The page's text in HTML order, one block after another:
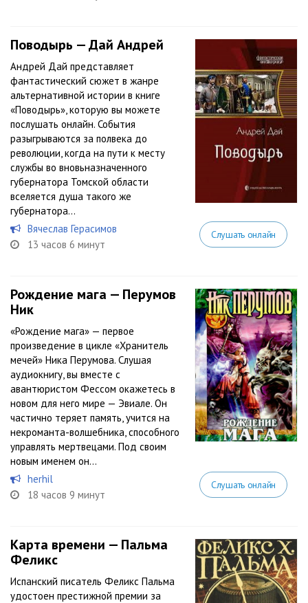
Поводырь — Дай Андрей
Андрей Дай представляет
фантастический сюжет в жанре
альтернативной истории в книге
«Поводырь», которую вы можете
послушать онлайн. События
разыгрываются за полвека до
революции, когда на пути к месту
службы во вновьназначенного
губернатора Томской области
вселяется душа такого же
губернатора...
Вячеслав Герасимов
13 часов 6 минут
Слушать онлайн
Рождение мага — Перумов
Ник
«Рождение мага» — первое
произведение в цикле «Хранитель
мечей» Ника Перумова. Слушая
аудиокнигу, вы вместе с
авантюристом Фессом окажетесь в
новом для него мире — Эвиале. Он
частично теряет память, учится на
некроманта-волшебника, способного
управлять мертвецами. Под своим
новым именем он...
herhil
18 часов 9 минут
Слушать онлайн
Карта времени — Пальма
Феликс
Испанский писатель Феликс Пальма
удостоен престижной премии за